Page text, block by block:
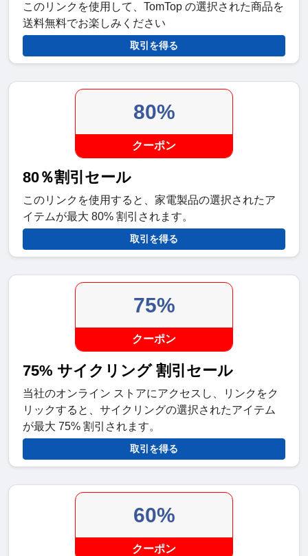
このリンクを使用して、TomTop の選択された商品を
送料無料でお楽しみください
取引を得る
80%
クーポン
80％割引セール
このリンクを使用すると、家電製品の選択されたア
イテムが最大 80% 割引されます。
取引を得る
75%
クーポン
75% サイクリング 割引セール
当社のオンライン ストアにアクセスし、リンクをク
リックすると、サイクリングの選択されたアイテム
が最大 75% 割引されます。
取引を得る
60%
クーポン